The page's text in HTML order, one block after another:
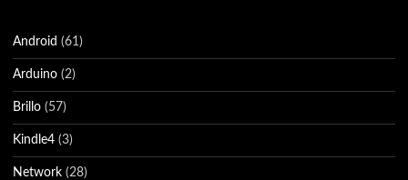
Android (61)
Arduino (2)
Brillo (57)
Kindle4 (3)
Network (28)